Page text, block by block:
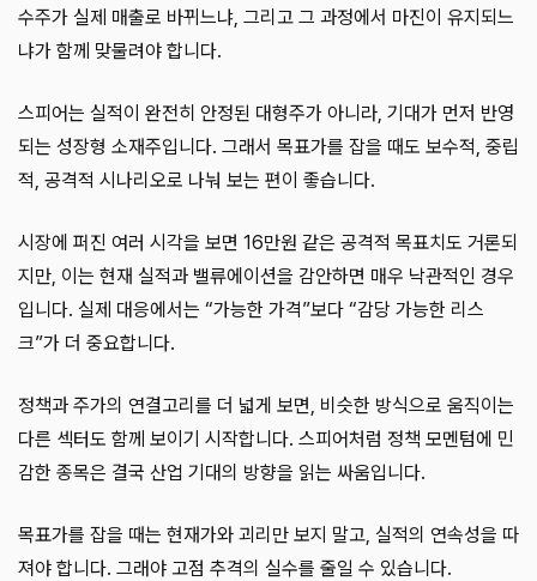
수주가 실제 매출로 바뀌느냐, 그리고 그 과정에서 마진이 유지되느
냐가 함께 맞물려야 합니다.
스피어는 실적이 완전히 안정된 대형주가 아니라, 기대가 먼저 반영
되는 성장형 소재주입니다. 그래서 목표가를 잡을 때도 보수적, 중립
적, 공격적 시나리오로 나눠 보는 편이 좋습니다.
시장에 퍼진 여러 시각을 보면 16만원 같은 공격적 목표치도 거론되
지만, 이는 현재 실적과 밸류에이션을 감안하면 매우 낙관적인 경우
입니다. 실제 대응에서는 “가능한 가격”보다 “감당 가능한 리스
크”가 더 중요합니다.
정책과 주가의 연결고리를 더 넓게 보면, 비슷한 방식으로 움직이는
다른 섹터도 함께 보이기 시작합니다. 스피어처럼 정책 모멘텀에 민
감한 종목은 결국 산업 기대의 방향을 읽는 싸움입니다.
목표가를 잡을 때는 현재가와 괴리만 보지 말고, 실적의 연속성을 따
져야 합니다. 그래야 고점 추격의 실수를 줄일 수 있습니다.